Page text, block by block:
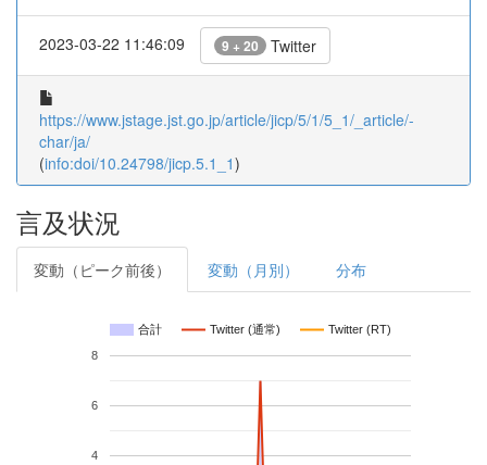
2023-03-22 11:46:09 9 + 20 Twitter
https://www.jstage.jst.go.jp/article/jicp/5/1/5_1/_article/-
char/ja/
(info:doi/10.24798/jicp.5.1_1)
言及状況
変動（ピーク前後） 変動（月別） 分布
合計 Twitter (通常) Twitter (RT)
4
6
8